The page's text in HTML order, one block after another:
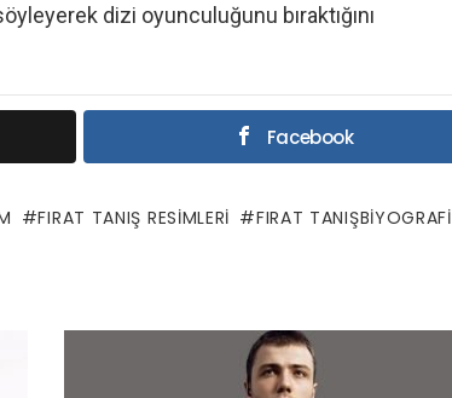
dizi oyunculuğunu bıraktığını
Facebook
FIRAT TANIŞ RESIMLERI FIRAT TANIŞBIYOGRAFI